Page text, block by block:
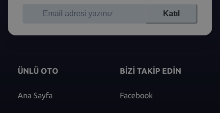
Katıl
ÜNLÜ OTO
Ana Sayfa
BİZİ TAKİP EDİN
Facebook